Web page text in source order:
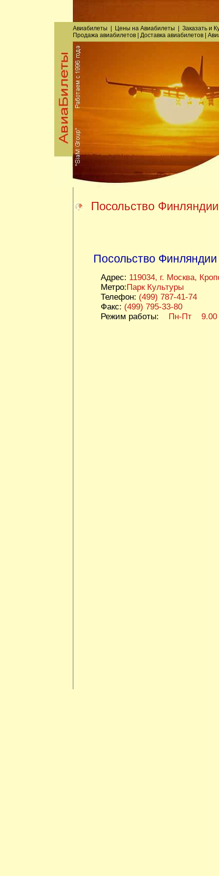
Авиабилеты Цены на Авиабилеты Заказатьи
Продажа авиабилетов| Доставка авиабилетов|
Посольство Финляндии
Посольство
Адрес: 119034, г. Москва,
Метро:Парк Культуры
Телефон: (499) 787-41-74
Факс: (499) 795-33-80
Режим работы: Пн-Пт 9.00